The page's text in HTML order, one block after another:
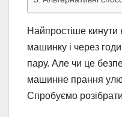
Найпростіше кинути
машинку і через
пару. Але чи це
машинне прання
Спробуємо